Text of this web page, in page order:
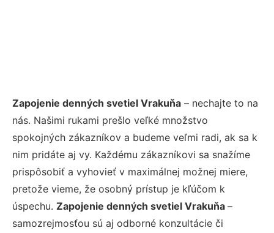
Zapojenie denných svetiel Vrakuňa – nechajte to na
nás. Našimi rukami prešlo veľké množstvo
spokojných zákazníkov a budeme veľmi radi, ak sa k
nim pridáte aj vy. Každému zákazníkovi sa snažíme
prispôsobiť a vyhovieť v maximálnej možnej miere,
pretože vieme, že osobný prístup je kľúčom k
úspechu. Zapojenie denných svetiel Vrakuňa –
samozrejmosťou sú aj odborné konzultácie či